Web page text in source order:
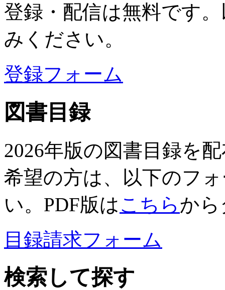
登録・配信は無料です
みください。
登録フォーム
図書目録
2026年版の図書目録を
希望の方は、以下のフ
い。PDF版はこちらか
目録請求フォーム
検索して探す